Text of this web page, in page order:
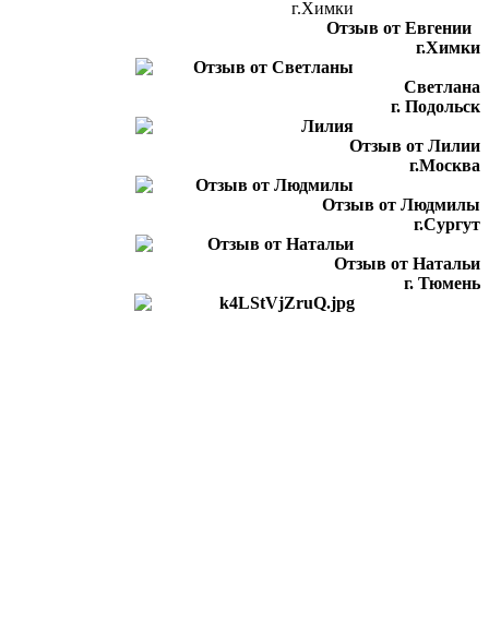
Отзыв от Евгении
г.Химки
Светлана
г. Подольск
Отзыв от Лилии
г.Москва
Отзыв от Людмилы
г.Сургут
Отзыв от Натальи
г. Тюмень